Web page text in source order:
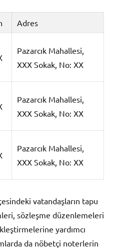
Adres
Pazarcık Mahallesi,
XXX Sokak, No: XX
Pazarcık Mahallesi,
XXX Sokak, No: XX
Pazarcık Mahallesi,
XXX Sokak, No: XX
vatandaşların tapu
sözleşme düzenlemeleri
yardımcı
da nöbetçi noterlerin